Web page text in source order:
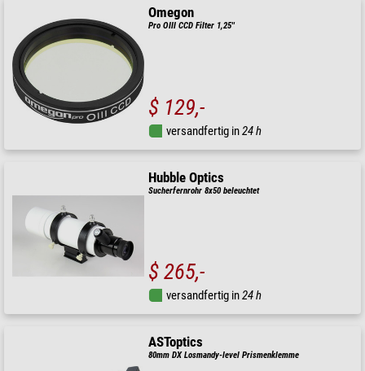
Omegon
Pro OIII CCD Filter 1,25''
$ 129,-
versandfertig in24 h
Hubble Optics
Sucherfernrohr 8x50 beleuchtet
$ 265,-
versandfertig in24 h
ASToptics
80mm DX Losmandy-level Prismenklemme